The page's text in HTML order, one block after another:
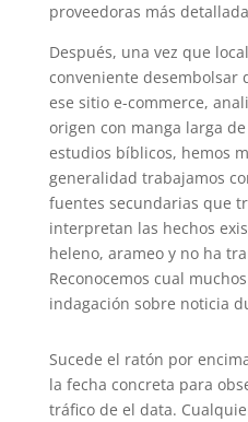
proveedoras más
Después, una vez que
conveniente desembolsar
ese sitio e-commerce,
origen con manga larga
estudios bíblicos, hemos
generalidad trabajamos
fuentes secundarias que
interpretan las hechos
heleno, arameo y no ha
Reconocemos cual
indagación sobre noticia
Sucede el ratón por
la fecha concreta para
tráfico de el data.